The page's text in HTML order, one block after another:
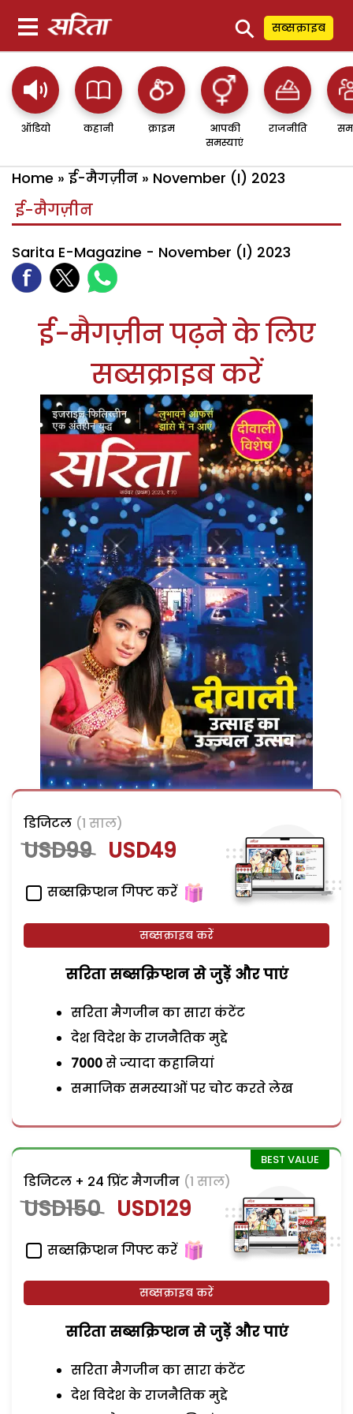
⚲ सब्सक्राइब
ऑडियो कहानी क्राइम
आपकी
समस्याएं
राजनीति
Home » ई-मैगज़ीन » November (I) 2023
ई-मैगज़ीन
Sarita E-Magazine - November (I) 2023
ई-मैगज़ीन पढ़ने के लिए
सब्सक्राइब करें
डिजिटल (1 साल)
USD99 USD49
सब्सक्रिप्शन गिफ्ट करें
सब्सक्राइब करें
सरिता सब्सक्रिप्शन से जुड़ेें और पाएं
सरिता मैगजीन का सारा कंटेंट
देश विदेश के राजनैतिक मुद्दे
7000से ज्यादा कहानियां
समाजिक समस्याओं पर चोट करते लेख
डिजिटल + 24 प्रिंट मैगजीन (1 साल)
USD150 USD129
सब्सक्रिप्शन गिफ्ट करें
सब्सक्राइब करें
सरिता सब्सक्रिप्शन से जुड़ेें और पाएं
सरिता मैगजीन का सारा कंटेंट
देश विदेश के राजनैतिक मुद्दे